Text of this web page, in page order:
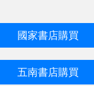
國家書店購買
五南書店購買